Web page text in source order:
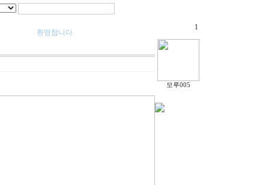
환영합니다.
1
모루005